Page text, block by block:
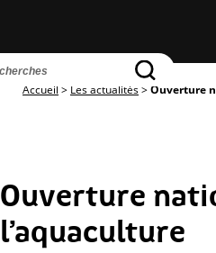
Accueil > Les actualités>Ouverture
Ouverture
l’aquaculture